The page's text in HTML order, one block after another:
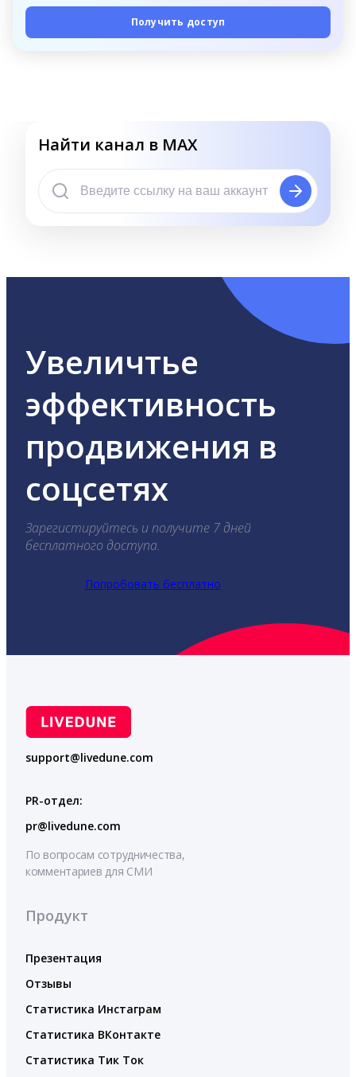
Получить доступ
Найти канал в MAX
Увеличтье
эффективность
продвижения в
соцсетях
Зарегистируйтесь и получите 7 дней
бесплатного доступа.
Попробовать бесплатно
support@livedune.com
PR-отдел:
pr@livedune.com
По вопросам сотрудничества,
комментариев для СМИ
Продукт
Презентация
Отзывы
Статистика Инстаграм
Статистика ВКонтакте
Статистика Тик Ток